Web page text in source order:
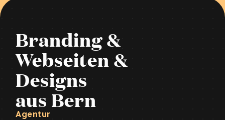
Branding &
Webseiten &
Designs
aus Bern
Agentur